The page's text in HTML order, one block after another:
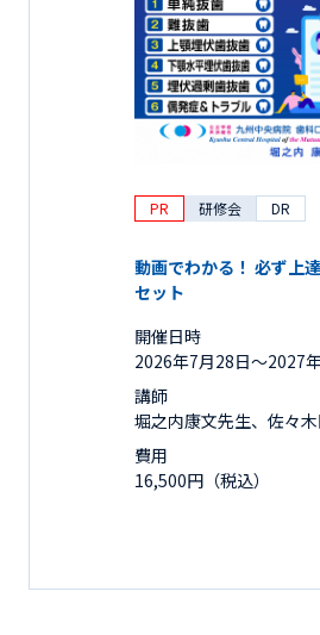
PR 研修会 DR
動画でわかる！ 必ず上
セット
開催日時
2026年7月28日〜2027
講師
堀之内康文先生、佐々
費用
16,500円（税込）